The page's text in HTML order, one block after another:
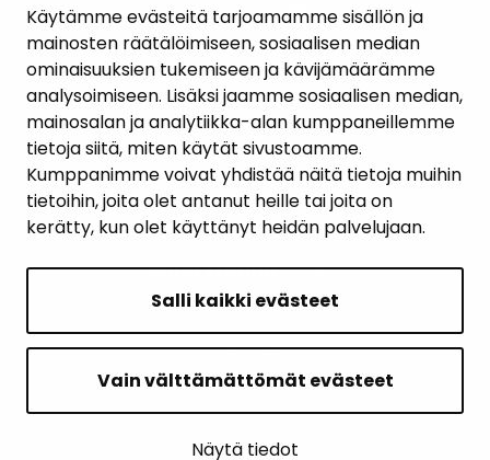
Käytämme evästeitä tarjoamamme sisällön ja
mainosten räätälöimiseen, sosiaalisen median
ominaisuuksien tukemiseen ja kävijämäärämme
analysoimiseen. Lisäksi jaamme sosiaalisen median,
mainosalan ja analytiikka-alan kumppaneillemme
tietoja siitä, miten käytät sivustoamme.
Kumppanimme voivat yhdistää näitä tietoja muihin
tietoihin, joita olet antanut heille tai joita on
kerätty, kun olet käyttänyt heidän palvelujaan.
Salli kaikki evästeet
Vain välttämättömät evästeet
Näytä tiedot
AJANKOHTAISET
YHTEYSTIEDOT
KARTTAPALVELU
SIVUN ALKUUN
Intranet
Saavutettavuusseloste
Ilmoituskanava